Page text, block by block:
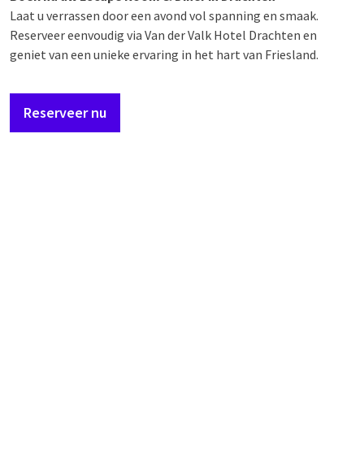
Laat u verrassen door een avond vol spanning en smaak.
Reserveer eenvoudig via Van der Valk Hotel Drachten en
geniet van een unieke ervaring in het hart van Friesland.
Reserveer nu